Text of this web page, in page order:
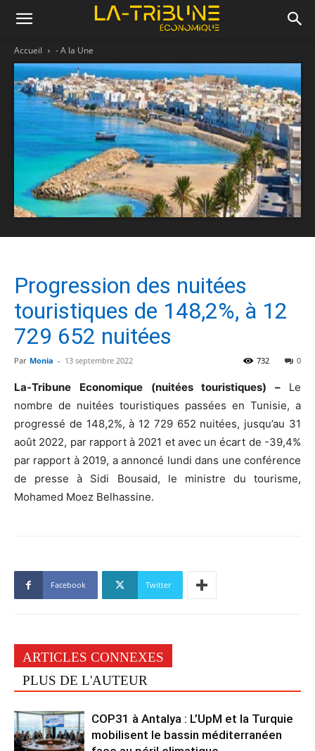
Accueil - A la Une
Progression des nuitées
touristiques de 148,2%, à 12
729 652 nuitées
Par Monia - 13 septembre 2022 0
732
La-Tribune Economique (nuitées touristiques) – Le
nombre de nuitées touristiques passées en Tunisie, a
progressé de 148,2%, à 12 729 652 nuitées, jusqu’au 31
août 2022, par rapport à 2021 et avec un écart de -39,4%
par rapport à 2019, a annoncé lundi dans une conférence
de presse à Sidi Bousaid, le ministre du tourisme,
Mohamed Moez Belhassine.
Facebook Twitter
ARTICLES CONNEXES
PLUS DE L'AUTEUR
COP31 à Antalya : L’UpM et la Turquie
mobilisent le bassin méditerranéen